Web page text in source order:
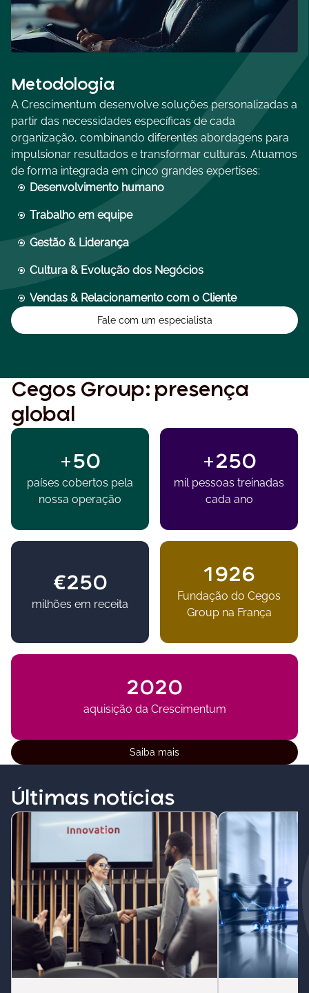
Metodologia
A Crescimentum desenvolve soluções personalizadas a
partir das necessidades específicas de cada
organização, combinando diferentes abordagens para
impulsionar resultados e transformar culturas. Atuamos
de forma integrada em cinco grandes expertises:
Desenvolvimento humano
Trabalho em equipe
Gestão & Liderança
Cultura & Evolução dos Negócios
Vendas & Relacionamento com o Cliente
Fale com um especialista
Cegos Group: presença
global
+50
países cobertos pela
nossa operação
+250
mil pessoas treinadas
cada ano
€250
milhões em receita
1926
Fundação do Cegos
Group na França
2020
aquisição da Crescimentum
Saiba mais
Últimas notícias